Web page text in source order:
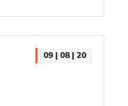
09 | 08 | 20